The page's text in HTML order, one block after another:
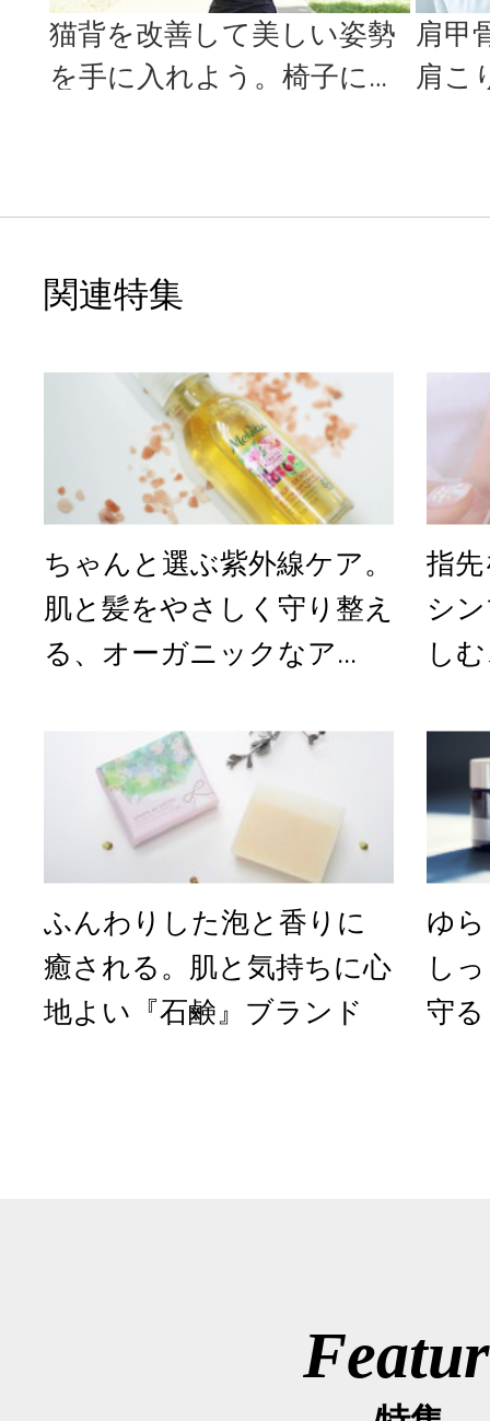
猫背を改善して美しい姿勢
を手に入れよう。椅子に座
肩甲
肩こ
関連特集
ちゃんと選ぶ紫外線ケア。
肌と髪をやさしく守り整え
る、オーガニックなア...
指
シ
し
ふんわりした泡と香りに
癒される。肌と気持ちに心
地よい『石鹸』ブランド
ゆ
し
守